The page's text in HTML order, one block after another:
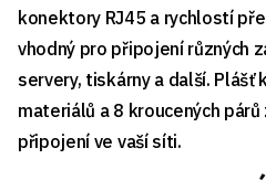
konektory RJ45 a rychlostí
vhodný pro připojení různých
servery, tiskárny a další. Plášť
materiálů a 8 kroucených
připojení ve vaší síti.